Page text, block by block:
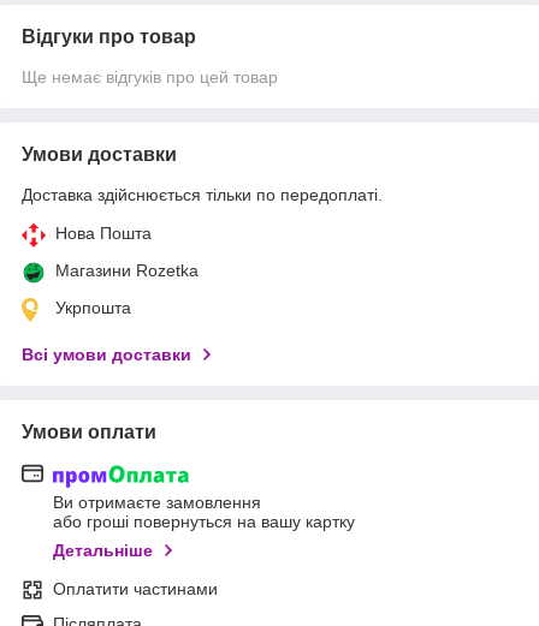
Відгуки про товар
Ще немає відгуків про цей товар
Умови доставки
Доставка здійснюється тільки по передоплаті.
Нова Пошта
Магазини Rozetka
Укрпошта
Всі умови доставки
Умови оплати
Ви отримаєте замовлення
або гроші повернуться на вашу картку
Детальніше
Оплатити частинами